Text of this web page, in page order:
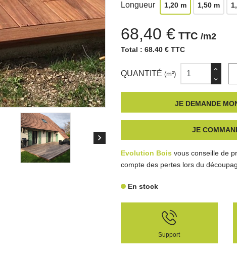

Longueur 1,20 m 1,50 m
68,40 € TTC /m2
Total : 68.40 € TTC
QUANTITÉ (m²)
JE DEMANDE
JE
Evolution Bois vous conseille de
compte des pertes lors du
En stock
Support